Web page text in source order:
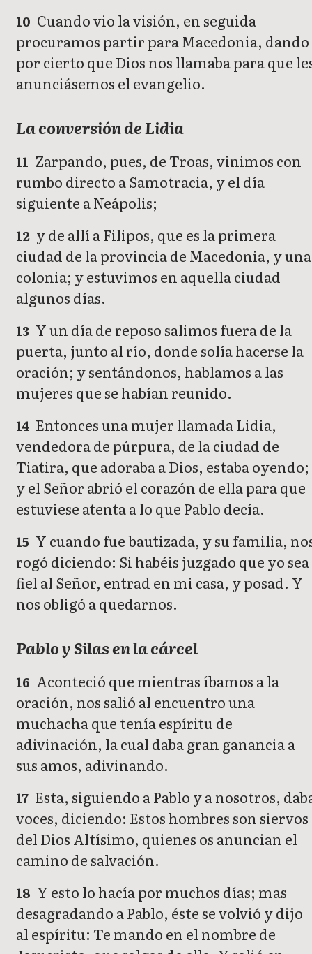
10 Cuando vio la visión, en seguida
procuramos partir para Macedonia, dando
por cierto que Dios nos llamaba para que
anunciásemos el evangelio.
La conversión de Lidia
11 Zarpando, pues, de Troas, vinimos con
rumbo directo a Samotracia, y el día
siguiente a Neápolis;
12 y de allí a Filipos, que es la primera
ciudad de la provincia de Macedonia, y una
colonia; y estuvimos en aquella ciudad
algunos días.
13 Y un día de reposo salimos fuera de la
puerta, junto al río, donde solía hacerse la
oración; y sentándonos, hablamos a las
mujeres que se habían reunido.
14 Entonces una mujer llamada Lidia,
vendedora de púrpura, de la ciudad de
Tiatira, que adoraba a Dios, estaba oyendo;
y el Señor abrió el corazón de ella para que
estuviese atenta a lo que Pablo decía.
15 Y cuando fue bautizada, y su familia,
rogó diciendo: Si habéis juzgado que yo sea
fiel al Señor, entrad en mi casa, y posad. Y
nos obligó a quedarnos.
Pablo y Silas en la cárcel
16 Aconteció que mientras íbamos a la
oración, nos salió al encuentro una
muchacha que tenía espíritu de
adivinación, la cual daba gran ganancia a
sus amos, adivinando.
17 Esta, siguiendo a Pablo y a nosotros,
voces, diciendo: Estos hombres son siervos
del Dios Altísimo, quienes os anuncian el
camino de salvación.
18 Y esto lo hacía por muchos días; mas
desagradando a Pablo, éste se volvió y dijo
al espíritu: Te mando en el nombre de